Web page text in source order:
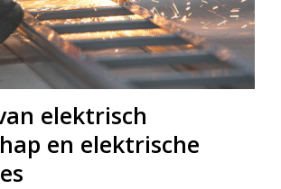
elektrisch
en elektrische